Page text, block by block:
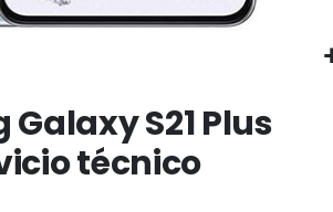
S21 Plus
técnico